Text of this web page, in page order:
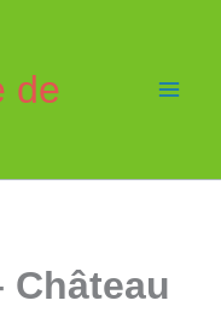
de
Château